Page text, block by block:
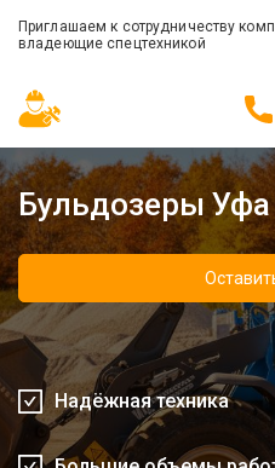
Приглашаем к сотрудничеству
владеющие спецтехникой
Бульдозеры Уфа
Надёжная техника